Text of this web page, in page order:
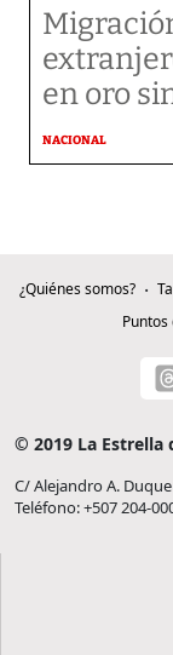
en oro
NACIONAL
¿Quiénes somos?
Puntos
© 2019 La Estrella
C/ Alejandro A.
Teléfono: +507 204-